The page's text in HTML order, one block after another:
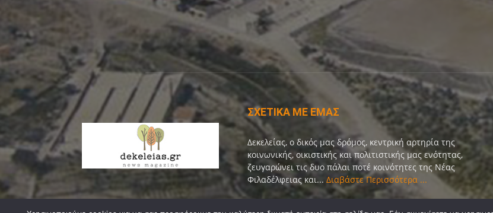
ΣΧΕΤΙΚΑ ΜΕ ΕΜΑΣ
Δεκελείας, ο δικός μας δρόμος, κεντρική αρτηρία της
κοινωνικής, οικιστικής και πολιτιστικής μας ενότητας,
ζευγαρώνει τις δυο πάλαι ποτέ κοινότητες της Νέας
Φιλαδέλφειας και... Διαβάστε Περισσότερα ...